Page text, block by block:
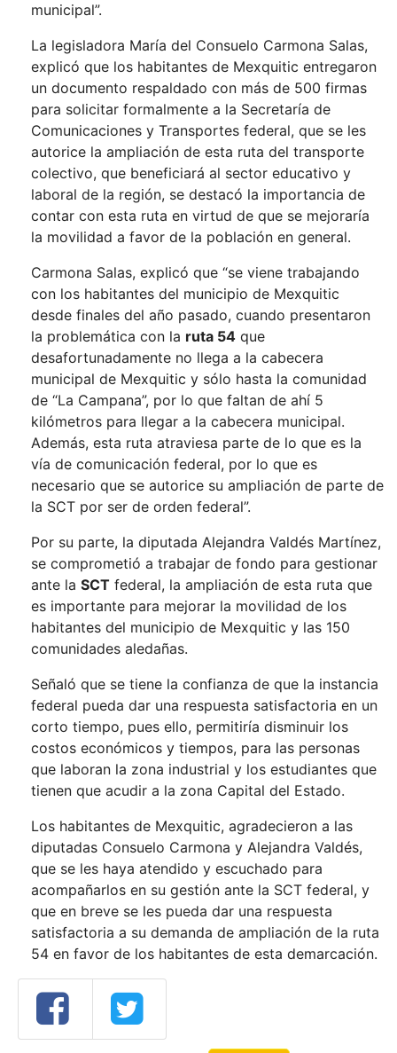
municipal”.
La legisladora María del Consuelo Carmona Salas,
explicó que los habitantes de Mexquitic entregaron
un documento respaldado con más de 500 firmas
para solicitar formalmente a la Secretaría de
Comunicaciones y Transportes federal, que se les
autorice la ampliación de esta ruta del transporte
colectivo, que beneficiará al sector educativo y
laboral de la región, se destacó la importancia de
contar con esta ruta en virtud de que se mejoraría
la movilidad a favor de la población en general.
Carmona Salas, explicó que “se viene trabajando
con los habitantes del municipio de Mexquitic
desde finales del año pasado, cuando presentaron
la problemática con la ruta 54 que
desafortunadamente no llega a la cabecera
municipal de Mexquitic y sólo hasta la comunidad
de “La Campana”, por lo que faltan de ahí 5
kilómetros para llegar a la cabecera municipal.
Además, esta ruta atraviesa parte de lo que es la
vía de comunicación federal, por lo que es
necesario que se autorice su ampliación de parte de
la SCT por ser de orden federal”.
Por su parte, la diputada Alejandra Valdés Martínez,
se comprometió a trabajar de fondo para gestionar
ante la SCT federal, la ampliación de esta ruta que
es importante para mejorar la movilidad de los
habitantes del municipio de Mexquitic y las 150
comunidades aledañas.
Señaló que se tiene la confianza de que la instancia
federal pueda dar una respuesta satisfactoria en un
corto tiempo, pues ello, permitiría disminuir los
costos económicos y tiempos, para las personas
que laboran la zona industrial y los estudiantes que
tienen que acudir a la zona Capital del Estado.
Los habitantes de Mexquitic, agradecieron a las
diputadas Consuelo Carmona y Alejandra Valdés,
que se les haya atendido y escuchado para
acompañarlos en su gestión ante la SCT federal, y
que en breve se les pueda dar una respuesta
satisfactoria a su demanda de ampliación de la ruta
54 en favor de los habitantes de esta demarcación.